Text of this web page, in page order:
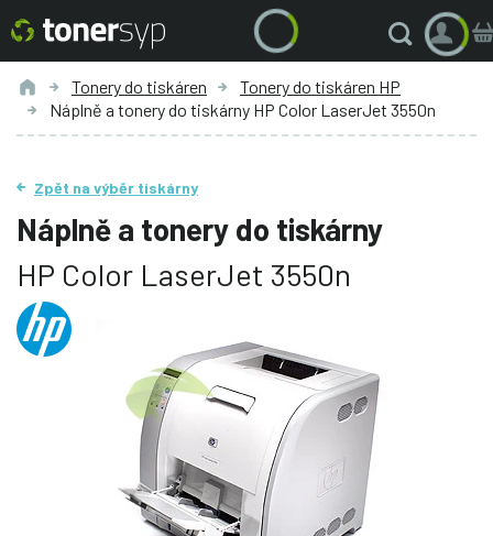
Tonery do tiskáren
Tonery do tiskáren HP
Náplně a tonery do tiskárny HP Color LaserJet 3550n
Zpět na výběr tiskárny
Náplně a tonery do tiskárny
HP Color LaserJet 3550n